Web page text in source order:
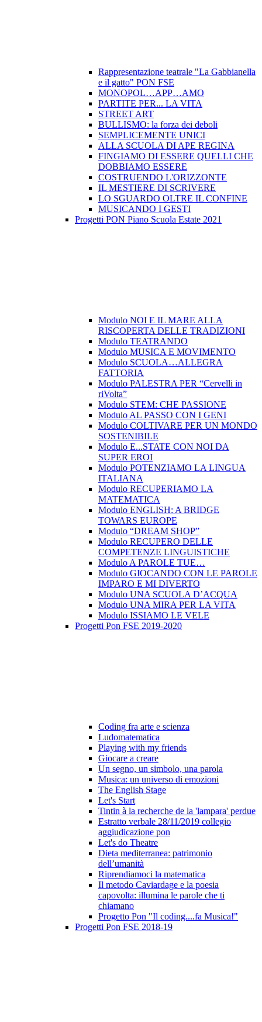
Rappresentazione teatrale "La Gabbianella
e il gatto" PON FSE
MONOPOL…APP…AMO
PARTITE PER... LA VITA
STREET ART
BULLISMO: la forza dei deboli
SEMPLICEMENTE UNICI
ALLA SCUOLA DI APE REGINA
FINGIAMO DI ESSERE QUELLI CHE
DOBBIAMO ESSERE
COSTRUENDO L'ORIZZONTE
IL MESTIERE DI SCRIVERE
LO SGUARDO OLTRE IL CONFINE
MUSICANDO I GESTI
Progetti PON Piano Scuola Estate 2021
Modulo NOI E IL MARE ALLA
RISCOPERTA DELLE TRADIZIONI
Modulo TEATRANDO
Modulo MUSICA E MOVIMENTO
Modulo SCUOLA…ALLEGRA
FATTORIA
Modulo PALESTRA PER “Cervelli in
riVolta”
Modulo STEM: CHE PASSIONE
Modulo AL PASSO CON I GENI
Modulo COLTIVARE PER UN MONDO
SOSTENIBILE
Modulo E...STATE CON NOI DA
SUPER EROI
Modulo POTENZIAMO LA LINGUA
ITALIANA
Modulo RECUPERIAMO LA
MATEMATICA
Modulo ENGLISH: A BRIDGE
TOWARS EUROPE
Modulo “DREAM SHOP”
Modulo RECUPERO DELLE
COMPETENZE LINGUISTICHE
Modulo A PAROLE TUE…
Modulo GIOCANDO CON LE PAROLE
IMPARO E MI DIVERTO
Modulo UNA SCUOLA D’ACQUA
Modulo UNA MIRA PER LA VITA
Modulo ISSIAMO LE VELE
Progetti Pon FSE 2019-2020
Coding fra arte e scienza
Ludomatematica
Playing with my friends
Giocare a creare
Un segno, un simbolo, una parola
Musica: un universo di emozioni
The English Stage
Let's Start
Tintin à la recherche de la 'lampara' perdue
Estratto verbale 28/11/2019 collegio
aggiudicazione pon
Let's do Theatre
Dieta mediterranea: patrimonio
dell’umanità
Riprendiamoci la matematica
Il metodo Caviardage e la poesia
capovolta: illumina le parole che ti
chiamano
Progetto Pon "Il coding....fa Musica!"
Progetti Pon FSE 2018-19